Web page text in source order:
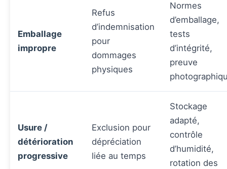
Emballage
impropre
Refus
d’indemnisation
pour
dommages
physiques
Normes
d’emballage,
tests
d’intégrité,
preuve
Usure /
détérioration
progressive
Exclusion pour
dépréciation
liée au temps
Stockage
adapté,
contrôle
d’humidité,
rotation des